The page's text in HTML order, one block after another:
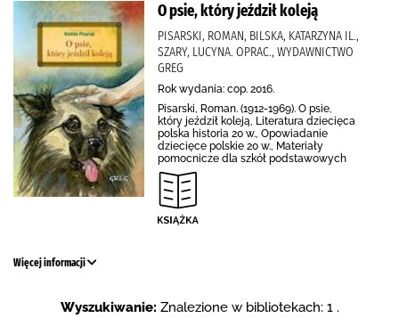
O psie, który jeździł koleją
PISARSKI, ROMAN, BILSKA, KATARZYNA IL.,
SZARY, LUCYNA. OPRAC., WYDAWNICTWO
GREG
Rok wydania: cop. 2016.
Pisarski, Roman. (1912-1969). O psie,
który jeździł koleją, Literatura dziecięca
polska historia 20 w., Opowiadanie
dziecięce polskie 20 w., Materiały
pomocnicze dla szkół podstawowych
Więcej informacji
Wyszukiwanie: Znalezione w bibliotekach: 1 .